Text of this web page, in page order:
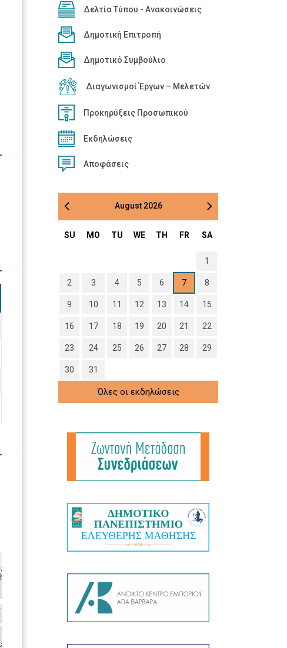
Δελτία Τύπου - Ανακοινώσεις
Δημοτική Επιτροπή
Δημοτικό Συμβούλιο
Διαγωνισμοί Έργων – Μελετών
Προκηρύξεις Προσωπικού
Εκδηλώσεις
Αποφάσεις
August 2026
SU MO TU WE TH FR SA
1
2 3 4 5 6 7 8
9 10 11 12 13 14 15
16 17 18 19 20 21 22
23 24 25 26 27 28 29
30 31
Όλες οι εκδηλώσεις